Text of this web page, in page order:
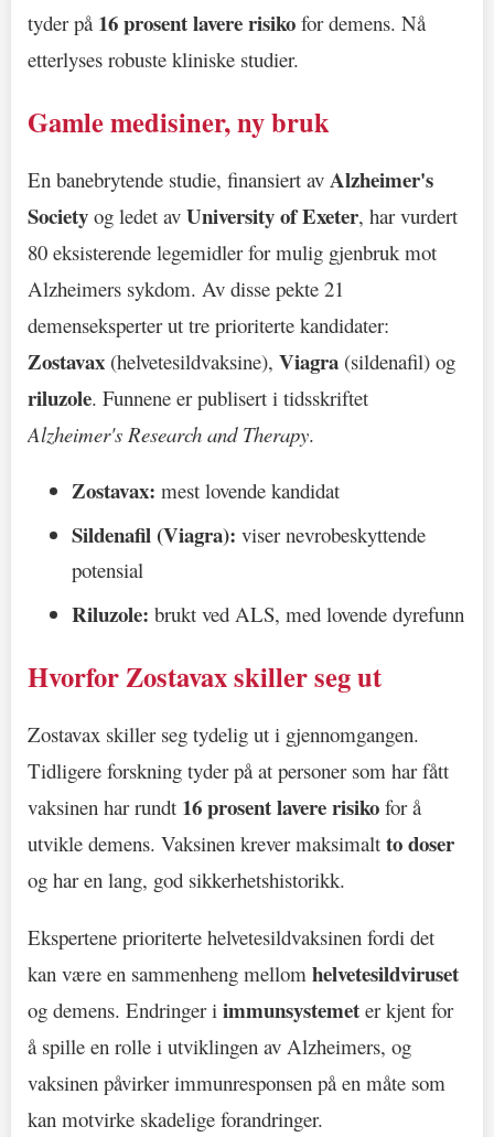
tyder på 16 prosent lavere risiko for demens. Nå
etterlyses robuste kliniske studier.
Gamle medisiner, ny bruk
En banebrytende studie, finansiert av Alzheimer's
Society og ledet av University of Exeter, har vurdert
80 eksisterende legemidler for mulig gjenbruk mot
Alzheimers sykdom. Av disse pekte 21
demenseksperter ut tre prioriterte kandidater:
Zostavax (helvetesildvaksine), Viagra (sildenafil) og
riluzole. Funnene er publisert i tidsskriftet
Alzheimer's Research and Therapy.
Zostavax: mest lovende kandidat
Sildenafil (Viagra): viser nevrobeskyttende
potensial
Riluzole: brukt ved ALS, med lovende dyrefunn
Hvorfor Zostavax skiller seg ut
Zostavax skiller seg tydelig ut i gjennomgangen.
Tidligere forskning tyder på at personer som har fått
vaksinen har rundt 16 prosent lavere risiko for å
utvikle demens. Vaksinen krever maksimalt to doser
og har en lang, god sikkerhetshistorikk.
Ekspertene prioriterte helvetesildvaksinen fordi det
kan være en sammenheng mellom helvetesildviruset
og demens. Endringer i immunsystemet er kjent for
å spille en rolle i utviklingen av Alzheimers, og
vaksinen påvirker immunresponsen på en måte som
kan motvirke skadelige forandringer.